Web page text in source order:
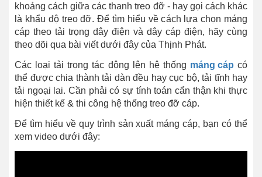
khoảng cách giữa các thanh treo đỡ - hay gọi cách khác
là khẩu độ treo đỡ. Để tìm hiểu về cách lựa chọn máng
cáp theo tải trọng dây điện và dây cáp điện, hãy cùng
theo dõi qua bài viết dưới đây của Thịnh Phát.
Các loại tải trọng tác động lên hệ thống máng cáp có
thể được chia thành tải dàn đều hay cục bộ, tải tĩnh hay
tải ngoại lai. Cần phải có sự tính toán cẩn thận khi thực
hiện thiết kế & thi công hệ thống treo đỡ cáp.
Để tìm hiểu về quy trình sản xuất máng cáp, bạn có thể
xem video dưới đây: